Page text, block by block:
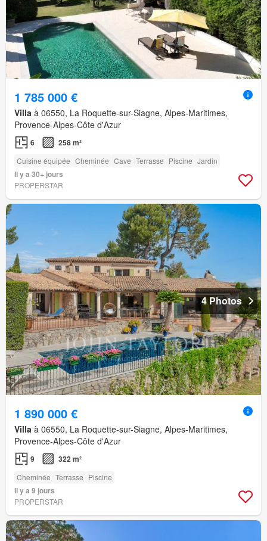
1 785 000 €
Villa à 06550, La Roquette-sur-Siagne, Alpes-Maritimes,
Provence-Alpes-Côte d'Azur
6 258 m²
Cuisine équipée Cheminée Cave Terrasse Piscine Jardin
Il y a 30+ jours
PROPERSTAR
4 Photos
1 890 000 €
Villa à 06550, La Roquette-sur-Siagne, Alpes-Maritimes,
Provence-Alpes-Côte d'Azur
9 322 m²
Cheminée Terrasse Piscine
Il y a 9 jours
PROPERSTAR